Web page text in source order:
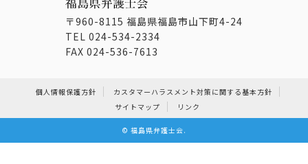
〒960-8115 福島県福島市山下町4-24
TEL 024-534-2334
FAX 024-536-7613
個人情報保護方針
カスタマーハラスメント対策に関する基本方針
サイトマップ
リンク
© 福島県弁護士会.